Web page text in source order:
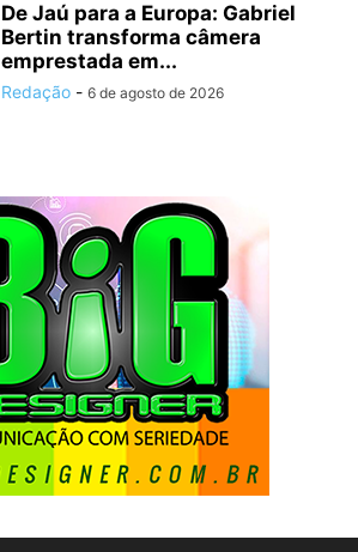
De Jaú para a Europa: Gabriel
Bertin transforma câmera
emprestada em...
Redação - 6 de agosto de 2026